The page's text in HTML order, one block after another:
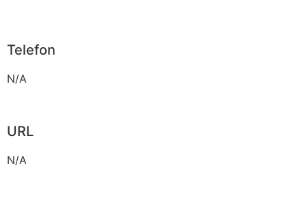
Telefon
N/A
URL
N/A